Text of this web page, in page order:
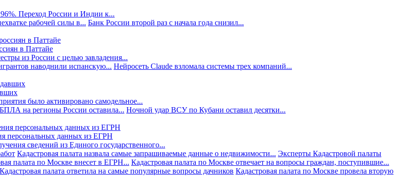
Переход России и Индии к...
рабочей силы в... Банк России второй раз с начала года снизил...
в Паттайе
из России с целью завладения...
наводнили испанскую... Нейросеть Claude взломала системы трех компаний...
было активировано самодельное...
на регионы России оставила... Ночной удар ВСУ по Кубани оставил десятки...
персональных данных из ЕГРН
сведений из Единого государственного...
Кадастровая палата назвала самые запрашиваемые данные о недвижимости... Эксперты Кадастровой палаты
палата по Москве внесет в ЕГРН... Кадастровая палата по Москве отвечает на вопросы граждан, поступившие...
Кадастровая палата ответила на самые популярные вопросы дачников Кадастровая палата по Москве провела вторую